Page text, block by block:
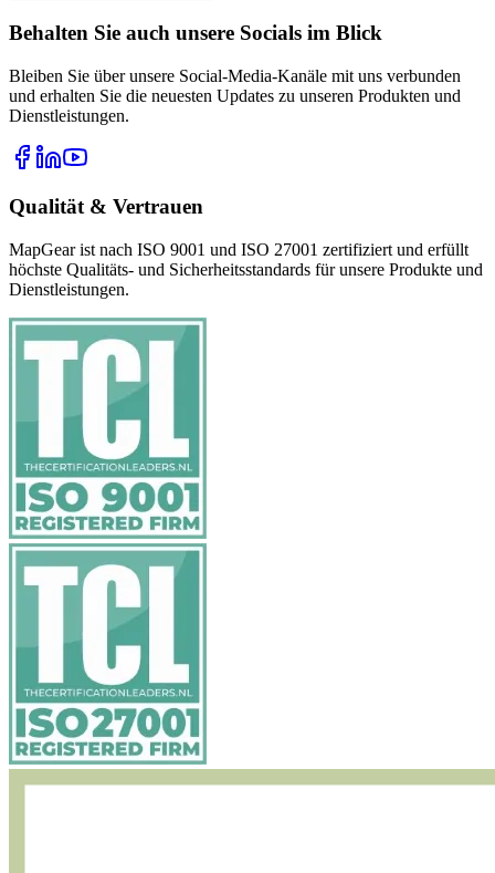
Behalten Sie auch unsere Socials im Blick
Bleiben Sie über unsere Social-Media-Kanäle mit uns verbunden
und erhalten Sie die neuesten Updates zu unseren Produkten und
Dienstleistungen.
Qualität & Vertrauen
MapGear ist nach ISO 9001 und ISO 27001 zertifiziert und erfüllt
höchste Qualitäts- und Sicherheitsstandards für unsere Produkte und
Dienstleistungen.